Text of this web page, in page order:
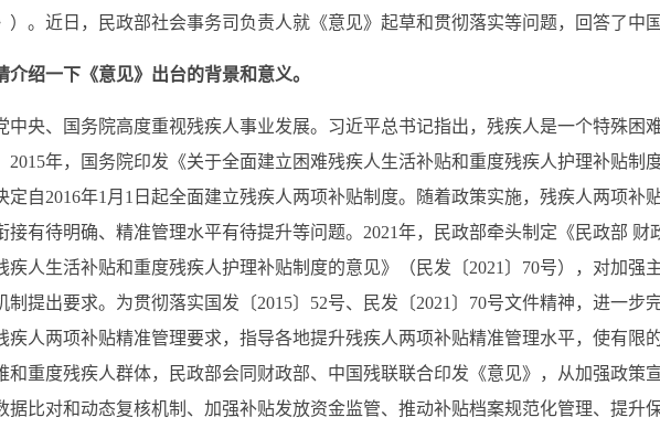
）。近日，民政部社会事务司负责人就《意见》起草和贯彻落实等问题，回答了中
介绍一下《意见》出台的背景和意义。
中央、国务院高度重视残疾人事业发展。习近平总书记指出，残疾人是一个特殊困
2015年，国务院印发《关于全面建立困难残疾人生活补贴和重度残疾人护理补贴制
定自2016年1月1日起全面建立残疾人两项补贴制度。随着政策实施，残疾人两项补
接有待明确、精准管理水平有待提升等问题。2021年，民政部牵头制定《民政部 财
疾人生活补贴和重度残疾人护理补贴制度的意见》（民发〔2021〕70号），对加强
制提出要求。为贯彻落实国发〔2015〕52号、民发〔2021〕70号文件精神，进一步
疾人两项补贴精准管理要求，指导各地提升残疾人两项补贴精准管理水平，使有限
和重度残疾人群体，民政部会同财政部、中国残联联合印发《意见》，从加强政策
据比对和动态复核机制、加强补贴发放资金监管、推动补贴档案规范化管理、提升